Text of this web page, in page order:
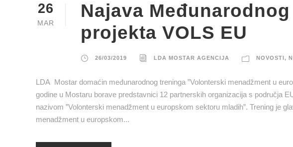
26
MAR
Najava
projekta VOLS EU
26/03/2019 LDA MOSTAR AGENCIJA NOVOSTI ,
LDA Mostar domaćin međunarodnog treninga ”Volonterski menadžment u
godine u Mostaru borave predstavnici 12 partnerskih organizacija s područja
nazivom ”Volonterski menadžment u europskom sektoru mladih”. Trening je
menadžment u europskom...